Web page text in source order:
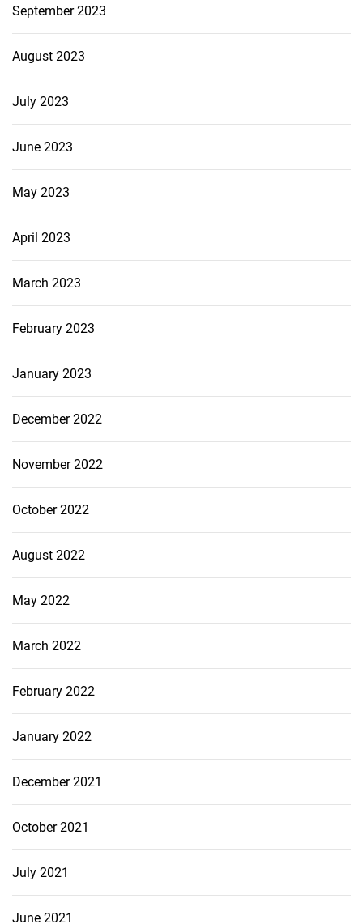
September 2023
August 2023
July 2023
June 2023
May 2023
April 2023
March 2023
February 2023
January 2023
December 2022
November 2022
October 2022
August 2022
May 2022
March 2022
February 2022
January 2022
December 2021
October 2021
July 2021
June 2021